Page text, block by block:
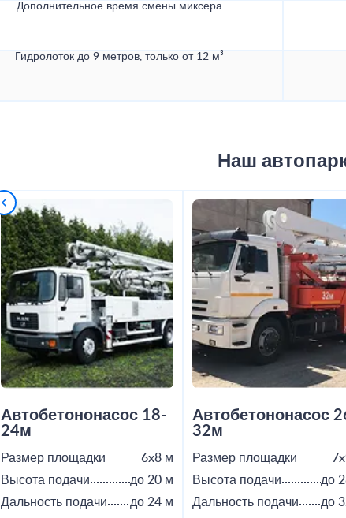
Дополнительное время смены миксера
Гидролоток до 9 метров, только от 12 м³
Наш
Автобетононасос 18-
24м
Размер площадки
6x8 м
Высота подачи
до 20 м
Дальность подачи
до 24 м
Автобетононасос
32м
Размер площадки
Высота подачи
до
Дальность подачи
до